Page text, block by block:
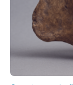
solche Tremore
nicht nur